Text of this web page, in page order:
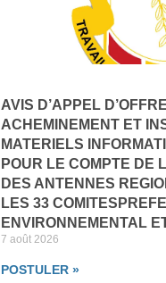
AVIS D’APPEL
ACHEMINEMENT ET
MATERIELS
POUR LE COMPTE DE
DES ANTENNES
LES 33
ENVIRONNEMENTAL
7 août 2026
POSTULER »